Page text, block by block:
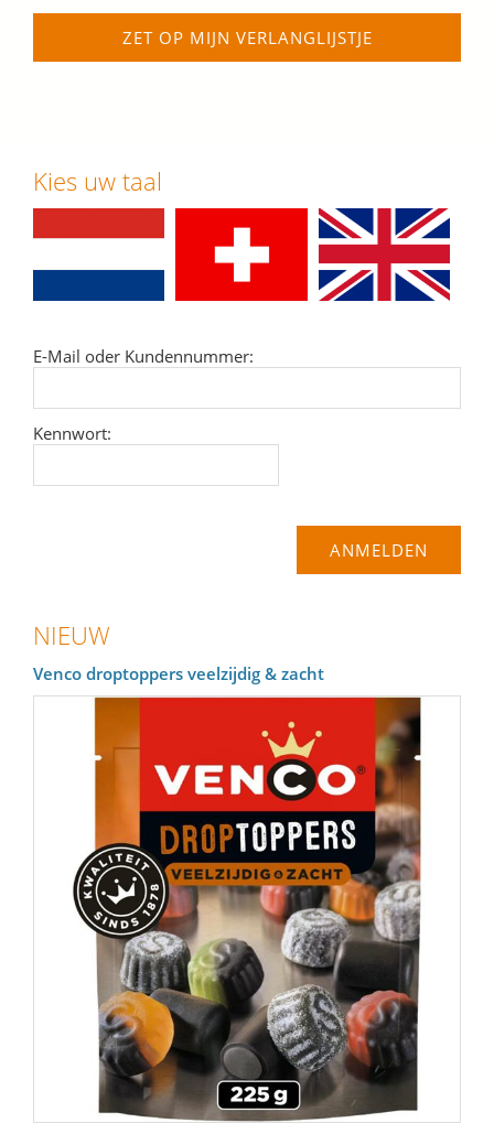
ZET OP MIJN VERLANGLIJSTJE
Kies uw taal
E-Mail oder Kundennummer:
Kennwort:
NIEUW
Venco droptoppers veelzijdig & zacht